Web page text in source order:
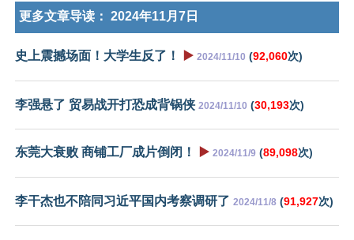
更多文章导读： 2024年11月7日
史上震撼场面！大学生反了！ ▶️ 2024/11/10 (92,060次)
李强悬了 贸易战开打恐成背锅侠 2024/11/10 (30,193次)
东莞大衰败 商铺工厂成片倒闭！ ▶️ 2024/11/9 (89,098次)
李干杰也不陪同习近平国内考察调研了 2024/11/8 (91,927次)